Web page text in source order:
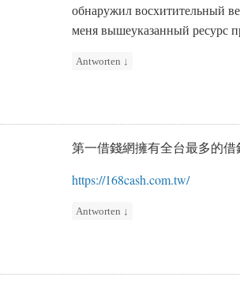
обнаружил восхитительный
меня вышеуказанный ресурс
Antworten ↓
第一借錢網擁有全台最多的借
https://168cash.com.tw/
Antworten ↓